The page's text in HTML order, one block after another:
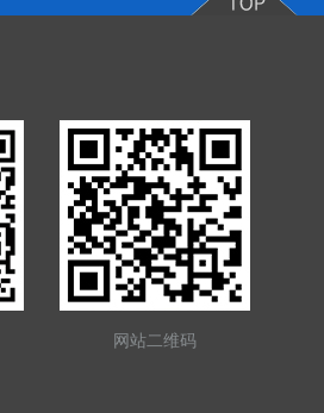
网站二维码